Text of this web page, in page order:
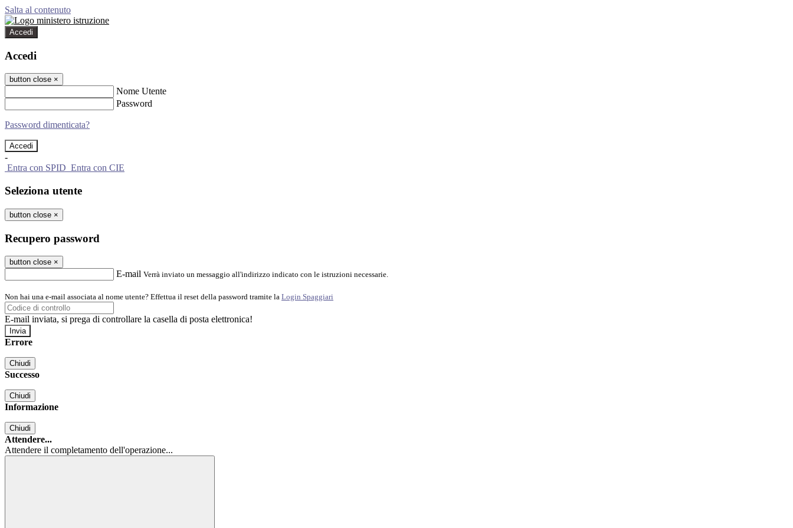
Salta al contenuto
Accedi
Accedi
button close ×
Nome Utente
Password
Password dimenticata?
-
Entra con SPID Entra con CIE
Seleziona utente
button close ×
Recupero password
button close ×
E-mail Verrà inviato un messaggio all'indirizzo indicato con le istruzioni necessarie.
Non hai una e-mail associata al nome utente? Effettua il reset della password tramite la Login Spaggiari
E-mail inviata, si prega di controllare la casella di posta elettronica!
Errore
Chiudi
Successo
Chiudi
Informazione
Chiudi
Attendere...
Attendere il completamento dell'operazione...